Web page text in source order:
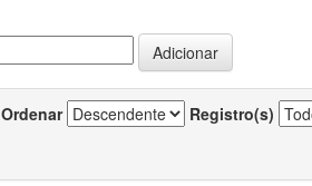
Ordenar Registro(s)